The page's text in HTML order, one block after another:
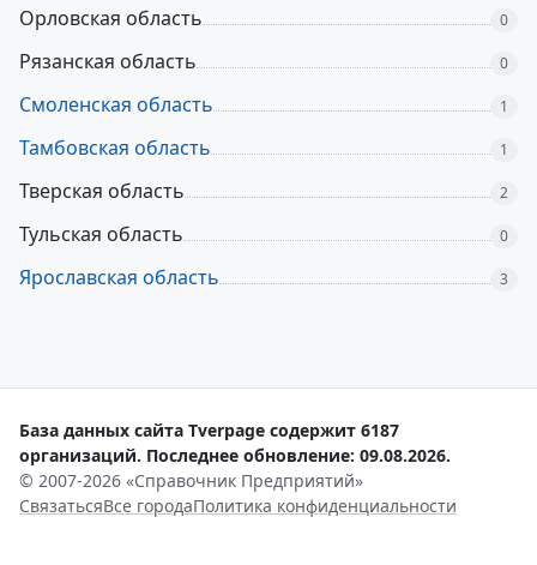
Орловская область 0
Рязанская область 0
Смоленская область 1
Тамбовская область 1
Тверская область 2
Тульская область 0
Ярославская область 3
База данных сайта Tverpage содержит 6187
организаций. Последнее обновление: 09.08.2026.
© 2007-2026 «Справочник Предприятий»
СвязатьсяВсе городаПолитика конфиденциальности